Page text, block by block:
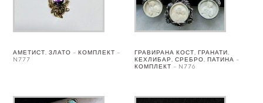
АМЕТИСТ, ЗЛАТО – КОМПЛЕКТ –
N777
ГРАВИРАНА КОСТ, ГРАНАТИ,
КЕХЛИБАР, СРЕБРО, ПАТИНА –
КОМПЛЕКТ – N776